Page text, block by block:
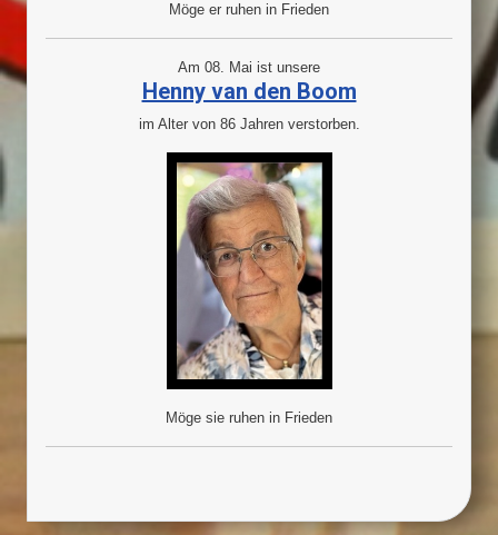
Möge er ruhen in Frieden
Am 08. Mai ist unsere
Henny van den Boom
im Alter von 86 Jahren verstorben.
Möge sie ruhen in Frieden